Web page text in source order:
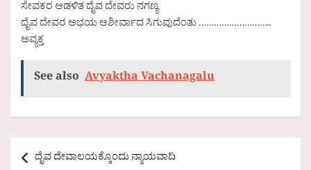
ಸೇವಕರ ಆಡಳಿತ ದೈವ ದೇವರು ನಗಣ್ಯ
ದೈವ ದೇವರ ಅಭಯ ಆಶೀರ್ವಾದ ಸಿಗುವುದೆಂತು ………………………..
ಅವ್ಯಕ್ತ
See also Avyaktha Vachanagalu
Postದೈವ ದೇವಾಲಯಕ್ಕೊಂದು ನ್ಯಾಯವಾದಿ